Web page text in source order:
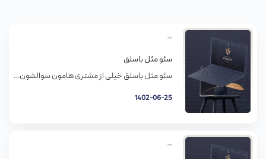
سئو مثل باسلق
سئو مثل باسلق خیلی از مشتری هامون سوالشون اینه که اون یه کاری که باعث میشه برای کلیدواژه هاشون روی صفحه نتایج گوگل جایگاه اول رو بگیرن چیه. چون خب این هم بخشی از کارِ ماست. در واقع میخوان کلید طلایی جذب ترافیک و تبدیل مشتری رو بدونن. مثل اینکه این دسته از مشتری هامون […]
1402-06-25